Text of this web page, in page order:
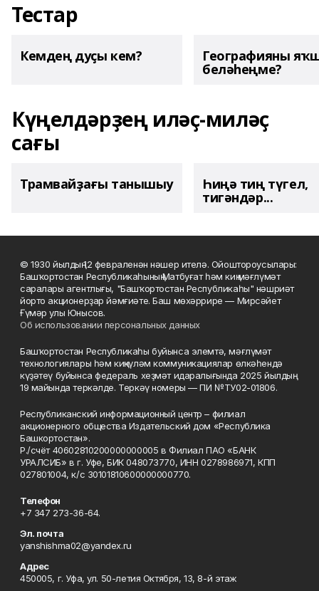
Тестар
Кемдең дуҫы кем? Географияны
беләһеңме?
Күңелдәрҙең иләҫ-миләҫ
сағы
Трамвайҙағы танышыу Һиңә тиң түгел,
тигәндәр...
© 1930 йылдың 12 февраленән нәшер ителә. Ойоштороусылары:
Башҡортостан Республикаһының Матбуғат һәм киң мәғлүмәт
саралары агентлығы, "Башҡортостан Республикаһы" нәшриәт
йорто акционерҙар йәмғиәте. Баш мөхәррире — Мирсәйет
Ғүмәр улы Юнысов.
Об использовании персональных данных
Башҡортостан Республикаһы буйынса элемтә, мәғлүмәт
технологиялары һәм киңкүләм коммуникациялар өлкәһендә
күҙәтеү буйынса федераль хеҙмәт идаралығында 2025 йылдың
19 майында теркәлде. Теркәү номеры — ПИ №ТУ02-01806.
Республиканский информационный центр – филиал
акционерного общества Издательский дом «Республика
Башкортостан».
Р./счёт 40602810200000000005 в Филиал ПАО «БАНК
УРАЛСИБ» в г. Уфе, БИК 048073770, ИНН 0278986971, КПП
027801004, к/с 30101810600000000770.
Телефон
+7 347 273-36-64.
Эл. почта
yanshishma02@yandex.ru
Адрес
450005, г. Уфа, ул. 50-летия Октября, 13, 8-й этаж